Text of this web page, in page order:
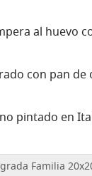
al huevo
con pan de
pintado en
Familia